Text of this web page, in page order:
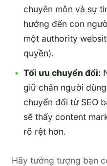
chuyên môn và sự
hướng đến con
một authority
quyền).
Tối ưu chuyển đổi:
giữ chân người
chuyển đổi từ SEO
sẽ thấy content
rõ rệt hơn.
Hãy tưởng tượng bạn